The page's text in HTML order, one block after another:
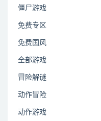
僵尸游戏
免费专区
免费国风
全部游戏
冒险解谜
动作冒险
动作游戏